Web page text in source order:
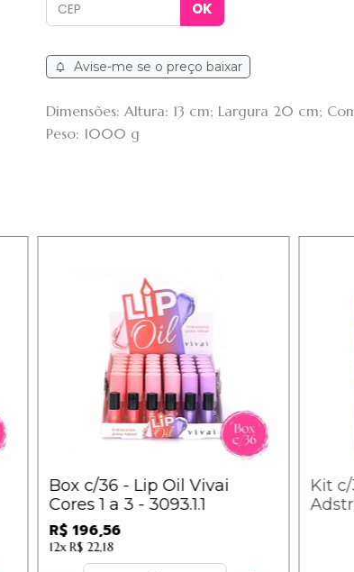
Avise-me se o preço baixar
Dimensões: Altura: 13 cm; Largura 20 cm;
Peso: 1000 g
Box c/36 - Lip Oil Vivai
Cores 1 a 3 - 3093.1.1
R$ 196,56
12xR$ 22,18
Kit